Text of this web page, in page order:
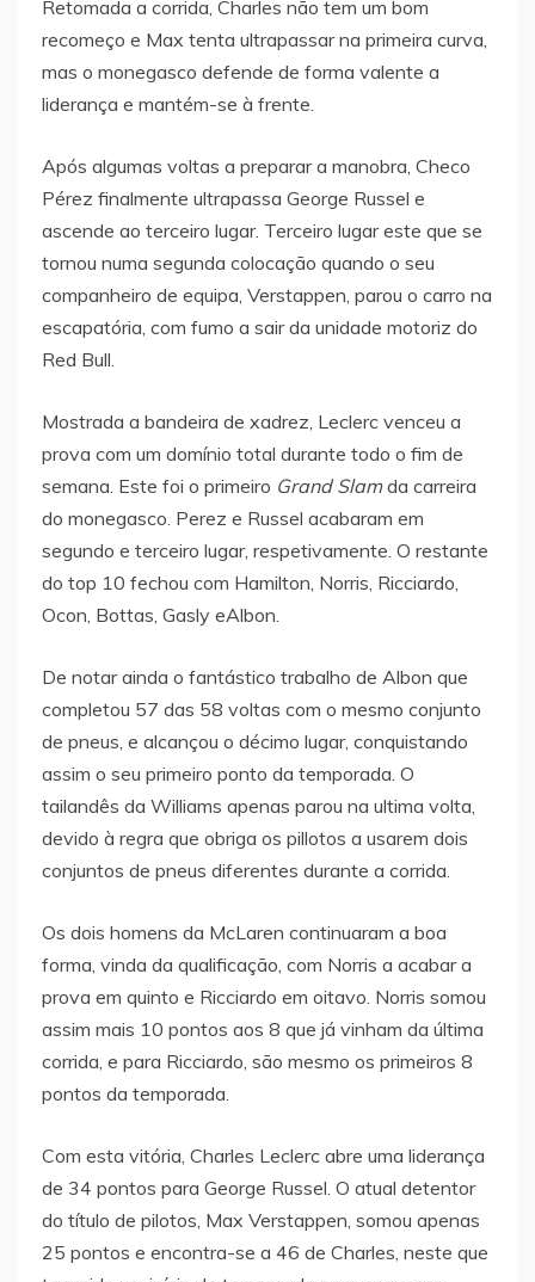
Retomada a corrida, Charles não tem um bom
recomeço e Max tenta ultrapassar na primeira curva,
mas o monegasco defende de forma valente a
liderança e mantém-se à frente.
Após algumas voltas a preparar a manobra, Checo
Pérez finalmente ultrapassa George Russel e
ascende ao terceiro lugar. Terceiro lugar este que se
tornou numa segunda colocação quando o seu
companheiro de equipa, Verstappen, parou o carro na
escapatória, com fumo a sair da unidade motoriz do
Red Bull.
Mostrada a bandeira de xadrez, Leclerc venceu a
prova com um domínio total durante todo o fim de
semana. Este foi o primeiro Grand Slamda carreira
do monegasco. Perez e Russel acabaram em
segundo e terceiro lugar, respetivamente. O restante
do top 10 fechou com Hamilton, Norris, Ricciardo,
Ocon, Bottas, Gasly eAlbon.
De notar ainda o fantástico trabalho de Albon que
completou 57 das 58 voltas com o mesmo conjunto
de pneus, e alcançou o décimo lugar, conquistando
assim o seu primeiro ponto da temporada. O
tailandês da Williams apenas parou na ultima volta,
devido à regra que obriga os pillotos a usarem dois
conjuntos de pneus diferentes durante a corrida.
Os dois homens da McLaren continuaram a boa
forma, vinda da qualificação, com Norris a acabar a
prova em quinto e Ricciardo em oitavo. Norris somou
assim mais 10 pontos aos 8 que já vinham da última
corrida, e para Ricciardo, são mesmo os primeiros 8
pontos da temporada.
Com esta vitória, Charles Leclerc abre uma liderança
de 34 pontos para George Russel. O atual detentor
do título de pilotos, Max Verstappen, somou apenas
25 pontos e encontra-se a 46 de Charles, neste que